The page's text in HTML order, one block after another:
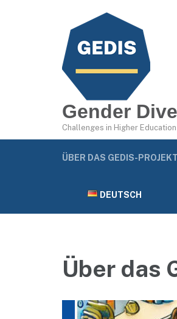
Gender
Challenges in Higher Education
ÜBER DAS GEDIS-PROJEKT
DEUTSCH
Über das